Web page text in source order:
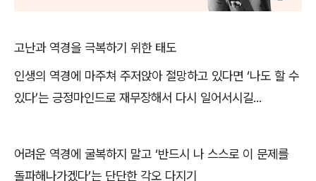
고난과 역경을 극복하기 위한 태도
인생의 역경에 마주쳐 주저앉아 절망하고 있다면 ‘나도 할 수
있다’는 긍정마인드로 재무장해서 다시 일어서시길...
어려운 역경에 굴복하지 말고 ‘반드시 나 스스로 이 문제를
돌파해나가겠다’는 단단한 각오 다지기